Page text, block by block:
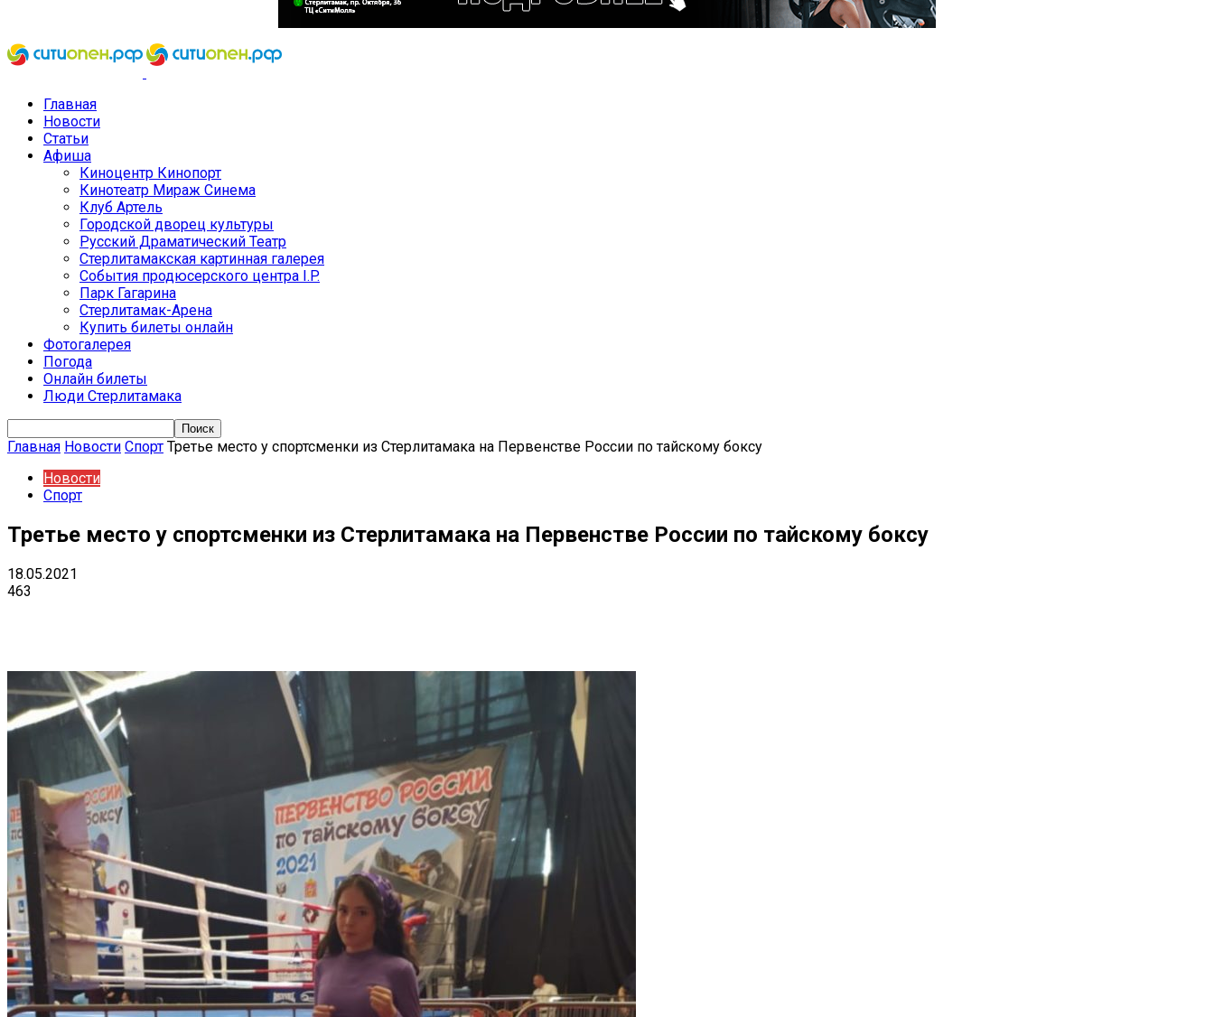
Главная
Новости
Статьи
Афиша
Киноцентр Кинопорт
Кинотеатр Мираж Синема
Клуб Артель
Городской дворец культуры
Русский Драматический Театр
Стерлитамакская картинная галерея
События продюсерского центра I.P.
Парк Гагарина
Стерлитамак-Арена
Купить билеты онлайн
Фотогалерея
Погода
Онлайн билеты
Люди Стерлитамака
Главная Новости Спорт Третье место у спортсменки из Стерлитамака на Первенстве России по тайскому боксу
Новости
Спорт
Третье место у спортсменки из Стерлитамака на Первенстве России по тайскому боксу
18.05.2021
463